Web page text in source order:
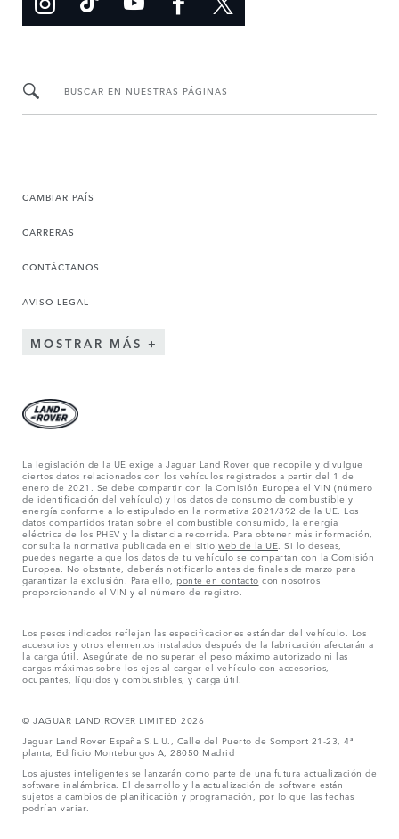
BUSCAR EN NUESTRAS PÁGINAS
CAMBIAR PAÍS
CARRERAS
CONTÁCTANOS
AVISO LEGAL
MOSTRAR MÁS
La legislación de la UE exige a Jaguar Land Rover que recopile y divulgue
ciertos datos relacionados con los vehículos registrados a partir del 1 de
enero de 2021. Se debe compartir con la Comisión Europea el VIN (número
de identificación del vehículo) y los datos de consumo de combustible y
energía conforme a lo estipulado en la normativa 2021/392 de la UE. Los
datos compartidos tratan sobre el combustible consumido, la energía
eléctrica de los PHEV y la distancia recorrida. Para obtener más información,
consulta la normativa publicada en el sitio web de la UE . Si lo deseas,
puedes negarte a que los datos de tu vehículo se compartan con la Comisión
Europea. No obstante, deberás notificarlo antes de finales de marzo para
garantizar la exclusión. Para ello, ponte en contacto con nosotros
proporcionando el VIN y el número de registro.
Los pesos indicados reflejan las especificaciones estándar del vehículo. Los
accesorios y otros elementos instalados después de la fabricación afectarán a
la carga útil. Asegúrate de no superar el peso máximo autorizado ni las
cargas máximas sobre los ejes al cargar el vehículo con accesorios,
ocupantes, líquidos y combustibles, y carga útil.
© JAGUAR LAND ROVER LIMITED 2026
Jaguar Land Rover España S.L.U., Calle del Puerto de Somport 21-23, 4ª
planta, Edificio Monteburgos A, 28050 Madrid
Los ajustes inteligentes se lanzarán como parte de una futura actualización de
software inalámbrica. El desarrollo y la actualización de software están
sujetos a cambios de planificación y programación, por lo que las fechas
podrían variar.